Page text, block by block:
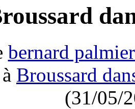
bernard
Broussard
(31/05/